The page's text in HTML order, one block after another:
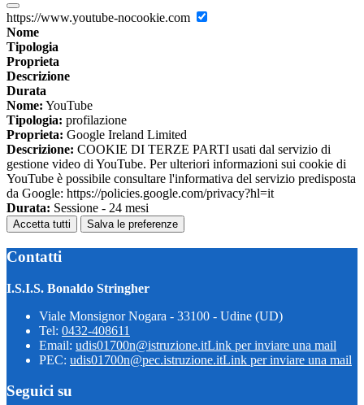
https://www.youtube-nocookie.com
Nome
Tipologia
Proprieta
Descrizione
Durata
Nome: YouTube
Tipologia: profilazione
Proprieta: Google Ireland Limited
Descrizione: COOKIE DI TERZE PARTI usati dal servizio di
gestione video di YouTube. Per ulteriori informazioni sui cookie di
YouTube è possibile consultare l'informativa del servizio predisposta
da Google: https://policies.google.com/privacy?hl=it
Durata: Sessione - 24 mesi
Accetta tutti Salva le preferenze
Contatti
I.S.I.S. Bonaldo Stringher
Viale Monsignor Nogara - 33100 - Udine (UD)
Tel: 0432-408611
Email: udis01700n@istruzione.itLink per inviare una mail
PEC: udis01700n@pec.istruzione.itLink per inviare una mail
Seguici su